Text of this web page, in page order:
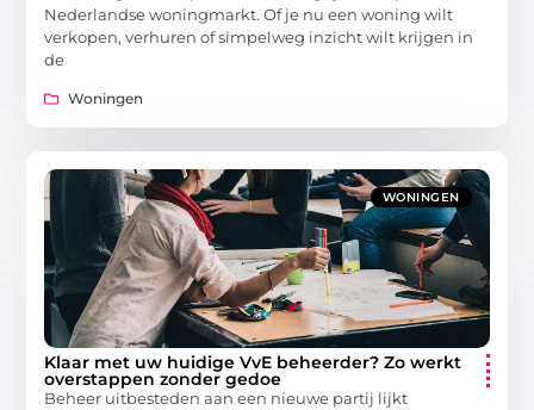
Nederlandse woningmarkt. Of je nu een woning wilt
verkopen, verhuren of simpelweg inzicht wilt krijgen in
de
Woningen
WONINGEN
Klaar met uw huidige VvE beheerder? Zo werkt
overstappen zonder gedoe
Beheer uitbesteden aan een nieuwe partij lijkt